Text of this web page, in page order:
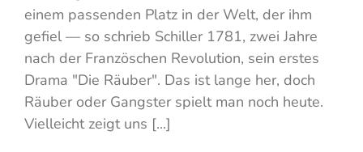
einem passenden Platz in der Welt, der ihm
gefiel — so schrieb Schiller 1781, zwei Jahre
nach der Französchen Revolution, sein erstes
Drama "Die Räuber". Das ist lange her, doch
Räuber oder Gangster spielt man noch heute.
Vielleicht zeigt uns [...]